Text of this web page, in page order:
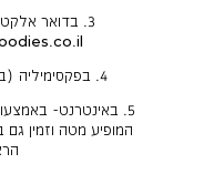
3. בדואר אלקטרוני
4. בפקסימיליה (בפקס' מס' 03-5554553).
5. באינטרנט-
המופיע מטה וזמין